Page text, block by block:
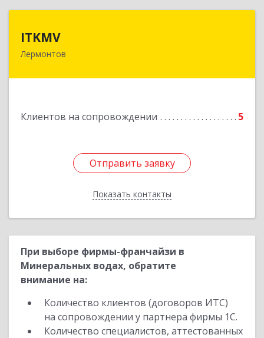
ITKMV
Лермонтов
Клиентов на сопровождении 5
Отправить заявку
Показать контакты
Отправить заявку
Назад
При выборе фирмы-франчайзи в
Минеральных водах, обратите
внимание на:
Количество клиентов (договоров ИТС)
на сопровождении у партнера фирмы 1С.
Количество специалистов, аттестованных